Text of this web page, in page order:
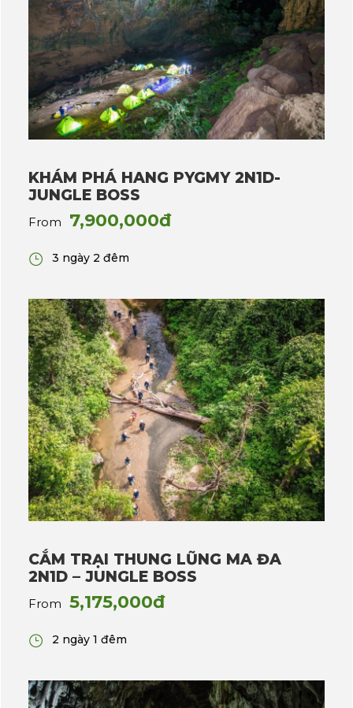
KHÁM PHÁ HANG PYGMY 2N1D-
JUNGLE BOSS
From 7,900,000đ
3 ngày 2 đêm
CẮM TRẠI THUNG LŨNG MA ĐA
2N1D – JUNGLE BOSS
From 5,175,000đ
2 ngày 1 đêm